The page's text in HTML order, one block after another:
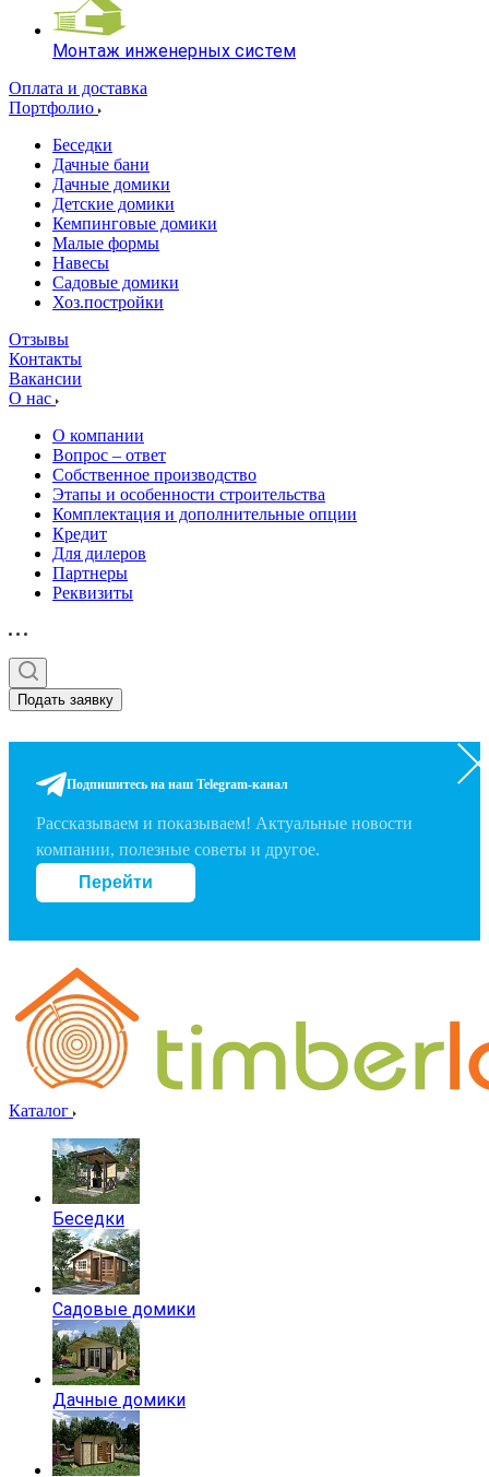
Монтаж инженерных систем
Оплата и доставка
Портфолио
Беседки
Дачные бани
Дачные домики
Детские домики
Кемпинговые домики
Малые формы
Навесы
Садовые домики
Хоз.постройки
Отзывы
Контакты
Вакансии
О нас
О компании
Вопрос – ответ
Собственное производство
Этапы и особенности строительства
Комплектация и дополнительные опции
Кредит
Для дилеров
Партнеры
Реквизиты
Подать заявку
Подпишитесь на наш Telegram-канал
Рассказываем и показываем! Актуальные новости
компании, полезные советы и другое.
Перейти
Каталог
Беседки
Садовые домики
Дачные домики